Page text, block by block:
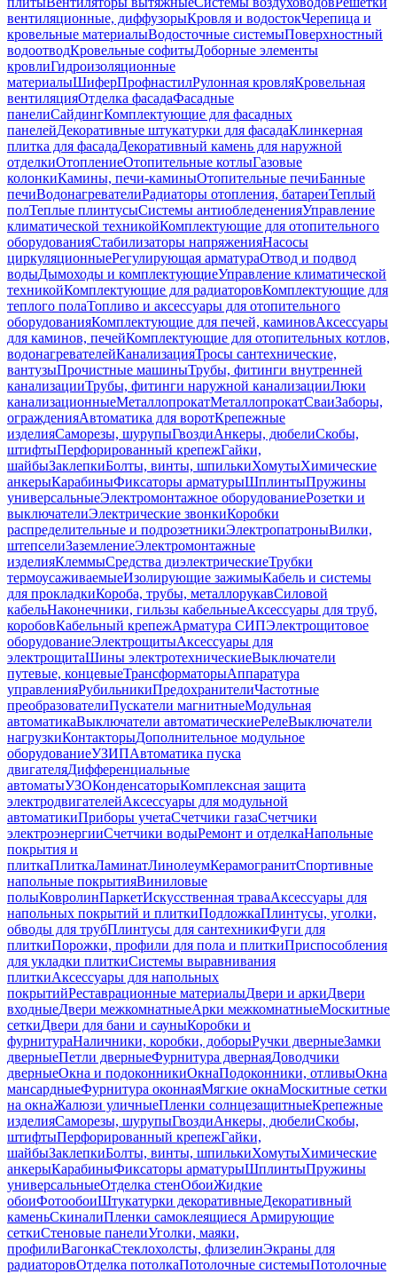
вентиляционные, диффузорыКровля и водостокЧерепица и
кровельные материалыВодосточные системыПоверхностный
водоотводКровельные софитыДоборные элементы
кровлиГидроизоляционные
материалыШиферПрофнастилРулонная кровляКровельная
вентиляцияОтделка фасадаФасадные
панелиСайдингКомплектующие для фасадных
панелейДекоративные штукатурки для фасадаКлинкерная
плитка для фасадаДекоративный камень для наружной
отделкиОтоплениеОтопительные котлыГазовые
колонкиКамины, печи-каминыОтопительные печиБанные
печиВодонагревателиРадиаторы отопления, батареиТеплый
полТеплые плинтусыСистемы антиобледененияУправление
климатической техникойКомплектующие для отопительного
оборудованияСтабилизаторы напряженияНасосы
циркуляционныеРегулирующая арматураОтвод и подвод
водыДымоходы и комплектующиеУправление климатической
техникойКомплектующие для радиаторовКомплектующие для
теплого полаТопливо и аксессуары для отопительного
оборудованияКомплектующие для печей, каминовАксессуары
для каминов, печейКомплектующие для отопительных котлов,
водонагревателейКанализацияТросы сантехнические,
вантузыПрочистные машиныТрубы, фитинги внутренней
канализацииТрубы, фитинги наружной канализацииЛюки
канализационныеМеталлопрокатМеталлопрокатСваиЗаборы,
огражденияАвтоматика для воротКрепежные
изделияСаморезы, шурупыГвоздиАнкеры, дюбелиСкобы,
штифтыПерфорированный крепежГайки,
шайбыЗаклепкиБолты, винты, шпилькиХомутыХимические
анкерыКарабиныФиксаторы арматурыШплинтыПружины
универсальныеЭлектромонтажное оборудованиеРозетки и
выключателиЭлектрические звонкиКоробки
распределительные и подрозетникиЭлектропатроныВилки,
штепселиЗаземлениеЭлектромонтажные
изделияКлеммыСредства диэлектрическиеТрубки
термоусаживаемыеИзолирующие зажимыКабель и системы
для прокладкиКороба, трубы, металлорукавСиловой
кабельНаконечники, гильзы кабельныеАксессуары для труб,
коробовКабельный крепежАрматура СИПЭлектрощитовое
оборудованиеЭлектрощитыАксессуары для
электрощитаШины электротехническиеВыключатели
путевые, концевыеТрансформаторыАппаратура
управленияРубильникиПредохранителиЧастотные
преобразователиПускатели магнитныеМодульная
автоматикаВыключатели автоматическиеРелеВыключатели
нагрузкиКонтакторыДополнительное модульное
оборудованиеУЗИПАвтоматика пуска
двигателяДифференциальные
автоматыУЗОКонденсаторыКомплексная защита
электродвигателейАксессуары для модульной
автоматикиПриборы учетаСчетчики газаСчетчики
электроэнергииСчетчики водыРемонт и отделкаНапольные
покрытия и
плиткаПлиткаЛаминатЛинолеумКерамогранитСпортивные
напольные покрытияВиниловые
полыКовролинПаркетИскусственная траваАксессуары для
напольных покрытий и плиткиПодложкаПлинтусы, уголки,
обводы для трубПлинтусы для сантехникиФуги для
плиткиПорожки, профили для пола и плиткиПриспособления
для укладки плиткиСистемы выравнивания
плиткиАксессуары для напольных
покрытийРеставрационные материалыДвери и аркиДвери
входныеДвери межкомнатныеАрки межкомнатныеМоскитные
сеткиДвери для бани и сауныКоробки и
фурнитураНаличники, коробки, доборыРучки дверныеЗамки
дверныеПетли дверныеФурнитура двернаяДоводчики
дверныеОкна и подоконникиОкнаПодоконники, отливыОкна
мансардныеФурнитура оконнаяМягкие окнаМоскитные сетки
на окнаЖалюзи уличныеПленки солнцезащитныеКрепежные
изделияСаморезы, шурупыГвоздиАнкеры, дюбелиСкобы,
штифтыПерфорированный крепежГайки,
шайбыЗаклепкиБолты, винты, шпилькиХомутыХимические
анкерыКарабиныФиксаторы арматурыШплинтыПружины
универсальныеОтделка стенОбоиЖидкие
обоиФотообоиШтукатурки декоративныеДекоративный
каменьСкиналиПленки самоклеящиеся Армирующие
сеткиСтеновые панелиУголки, маяки,
профилиВагонкаСтеклохолсты, флизелинЭкраны для
радиаторовОтделка потолкаПотолочные системыПотолочные